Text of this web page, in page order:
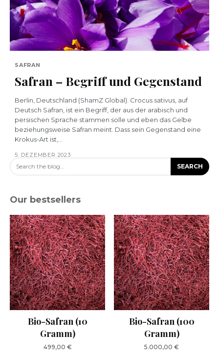
SAFRAN
Safran – Begriff und Gegenstand
Berlin, Deutschland (ShamZ Global). Crocus sativus, auf
Deutsch Safran, ist ein Begriff, der aus der arabisch und
persischen Sprache stammen solle und eben das Gelbe
beziehungsweise Safran meint. Dass sein Gegenstand eine
Krokus-Art ist,...
5. DEZEMBER 2023
Search the blog... SEARCH
Our bestsellers
Bio-Safran (10
Gramm)
499,00 €
Bio-Safran (100
Gramm)
5.000,00 €